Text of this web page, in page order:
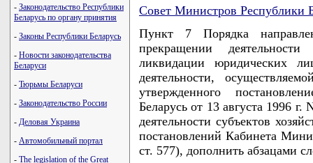
- Законодательство Республики
Беларусь по органу принятия
- Законы Республики Беларусь
- Новости законодательства
Беларуси
- Тюрьмы Беларуси
- Законодательство России
- Деловая Украина
- Автомобильный портал
- The legislation of the Great
Совет Министров Республики
Пункт 7 Порядка
прекращении
ликвидации юридических
деятельности,
утвержденного
Беларусь от 13 августа 1996
деятельности субъектов
постановлений Кабинета
ст. 577), дополнить абзацами